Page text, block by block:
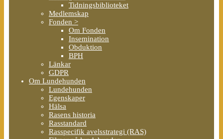
Tidningsbiblioteket
Medlemskap
Fonden >
Om Fonden
Insemination
Obduktion
BPH
Länkar
GDPR
Om Lundehunden
Lundehunden
Egenskaper
Hälsa
Rasens historia
Rasstandard
Rasspecifik avelsstrategi (RAS)